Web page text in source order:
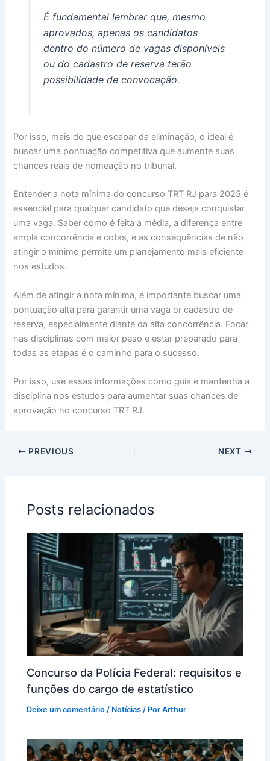
É fundamental lembrar que, mesmo
aprovados, apenas os candidatos
dentro do número de vagas disponíveis
ou do cadastro de reserva terão
possibilidade de convocação.
Por isso, mais do que escapar da eliminação, o ideal é
buscar uma pontuação competitiva que aumente suas
chances reais de nomeação no tribunal.
Entender a nota mínima do concurso TRT RJ para 2025 é
essencial para qualquer candidato que deseja conquistar
uma vaga. Saber como é feita a média, a diferença entre
ampla concorrência e cotas, e as consequências de não
atingir o mínimo permite um planejamento mais eficiente
nos estudos.
Além de atingir a nota mínima, é importante buscar uma
pontuação alta para garantir uma vaga or cadastro de
reserva, especialmente diante da alta concorrência. Focar
nas disciplinas com maior peso e estar preparado para
todas as etapas é o caminho para o sucesso.
Por isso, use essas informações como guia e mantenha a
disciplina nos estudos para aumentar suas chances de
aprovação no concurso TRT RJ.
PREVIOUS NEXT
Posts relacionados
Concurso da Polícia Federal: requisitos e
funções do cargo de estatístico
Deixe um comentário / Notícias / PorArthur